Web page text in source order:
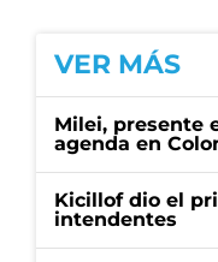
VER MÁS
Milei, presente
agenda en
Kicillof dio el
intendentes